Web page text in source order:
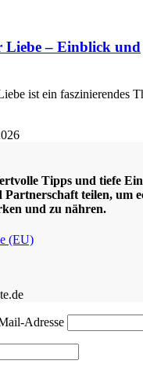
Liebe – Einblick und
ist ein faszinierendes
Tipps und tiefe
Partnerschaft teilen, um
und zu nähren.
(EU)
Adresse